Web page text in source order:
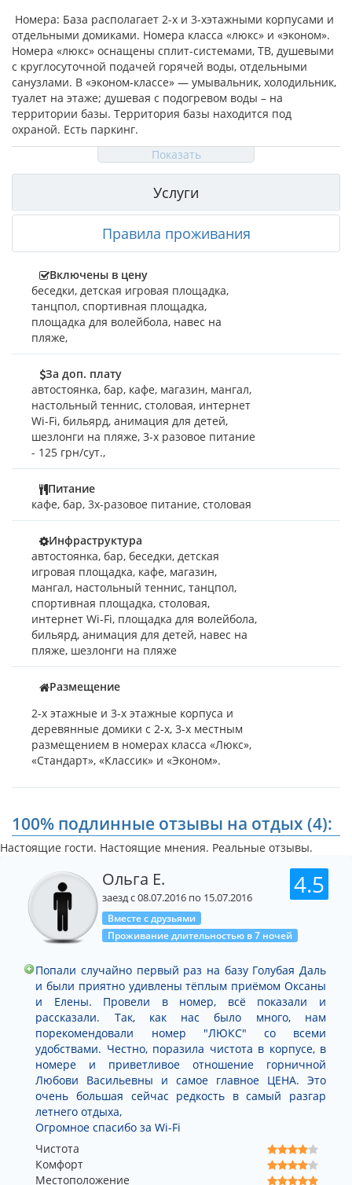
Номера: База располагает 2-х и 3-хэтажными корпусами и
отдельными домиками. Номера класса «люкс» и «эконом».
Номера «люкс» оснащены сплит-системами, ТВ, душевыми
с круглосуточной подачей горячей воды, отдельными
санузлами. В «эконом-классе» — умывальник, холодильник,
туалет на этаже; душевая с подогревом воды – на
территории базы. Территория базы находится под
охраной. Есть паркинг.
Развлечения: для детей оборудована детская площадка,
работают аниматоры. К услугам взрослых – баскетбол,
волейбол, бильярд. Вечером устраиваются дискотеки,
праздничные мероприятия с конкурсами. Большой выбор
развлечений гости базы найдут в пгт. Кирилловка. Здесь
расположен крупнейший в Украине аквапарк «Остров
сокровищ», вы можете посетить дельфинарий, уютные
запоминаются вам и вашим детям. Голубая даль
предоставляет для своих гостей хороший уровень сервиса
по выгодным ценам. «Голубая даль» ждёт своих гостей!
Показать
Услуги
Правила проживания
Включены в цену
беседки, детская игровая площадка,
танцпол, спортивная площадка,
площадка для волейбола, навес на
пляже,
За доп. плату
автостоянка, бар, кафе, магазин, мангал,
настольный теннис, столовая, интернет
Wi-Fi, бильярд, анимация для детей,
шезлонги на пляже, 3-х разовое питание
- 125 грн/сут.,
Питание
кафе, бар, 3х-разовое питание, столовая
Инфраструктура
автостоянка, бар, беседки, детская
игровая площадка, кафе, магазин,
мангал, настольный теннис, танцпол,
спортивная площадка, столовая,
интернет Wi-Fi, площадка для волейбола,
бильярд, анимация для детей, навес на
пляже, шезлонги на пляже
Размещение
2-х этажные и 3-х этажные корпуса и
деревянные домики с 2-х, 3-х местным
размещением в номерах класса «Люкс»,
«Стандарт», «Классик» и «Эконом».
100% подлинные отзывы на отдых (4):
Настоящие гости. Настоящие мнения. Реальные отзывы.
4.5
Ольга Е.
заезд с 08.07.2016 по 15.07.2016
Вместе с друзьями
Проживание длительностью в 7 ночей
Попали случайно первый раз на базу Голубая Даль
и были приятно удивлены тёплым приёмом Оксаны
и Елены. Провели в номер, всё показали и
рассказали. Так, как нас было много, нам
порекомендовали номер "ЛЮКС" со всеми
удобствами. Честно, поразила чистота в корпусе, в
номере и приветливое отношение горничной
Любови Васильевны и самое главное ЦЕНА. Это
очень большая сейчас редкость в самый разгар
летнего отдыха,
Огромное спасибо за Wi-Fi
Чистота
Комфорт
Местоположение